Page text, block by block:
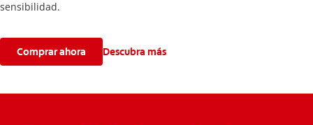
sensibilidad.
Comprar ahora Descubra más